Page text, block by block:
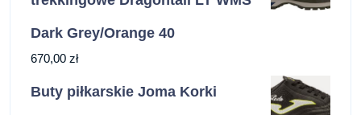
Dark Grey/Orange 40
670,00 zł
Buty piłkarskie Joma Korki